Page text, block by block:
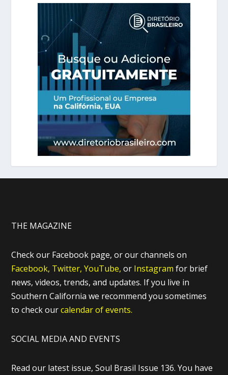
THE MAGAZINE
Check our Facebook page, or our channels on
Facebook, Twitter, YouTube, or Instagram for brief
news, videos, trends, and updates. If you live in
Southern California we recommend you sometimes
to check ourcalendar of events.
SOCIAL MEDIA AND EVENTS
Read our latest issue, Soul Brasil Issue 136. You have